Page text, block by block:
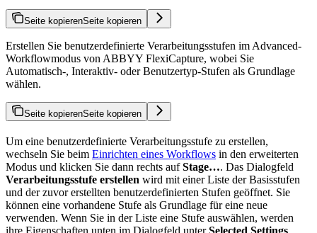
Seite kopierenSeite kopieren
Erstellen Sie benutzerdefinierte Verarbeitungsstufen im Advanced-
Workflowmodus von ABBYY FlexiCapture, wobei Sie
Automatisch-, Interaktiv- oder Benutzertyp-Stufen als Grundlage
wählen.
Seite kopierenSeite kopieren
Um eine benutzerdefinierte Verarbeitungsstufe zu erstellen,
wechseln Sie beim Einrichten eines Workflows in den erweiterten
Modus und klicken Sie dann rechts aufStage…. Das Dialogfeld
Verarbeitungsstufe erstellen wird mit einer Liste der Basisstufen
und der zuvor erstellten benutzerdefinierten Stufen geöffnet. Sie
können eine vorhandene Stufe als Grundlage für eine neue
verwenden. Wenn Sie in der Liste eine Stufe auswählen, werden
ihre Eigenschaften unten im Dialogfeld unterSelected Settings